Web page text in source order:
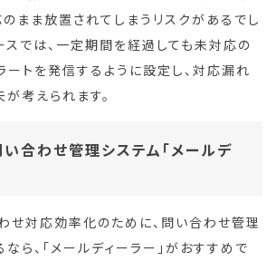
まま放置されてしまうリスクがあるでし
スでは、一定期間を経過しても未対応の
トを発信するように設定し、対応漏れ
考えられます。
合わせ管理システム「メールデ
せ対応効率化のために、問い合わせ管理
ら、「メールディーラー」がおすすめで